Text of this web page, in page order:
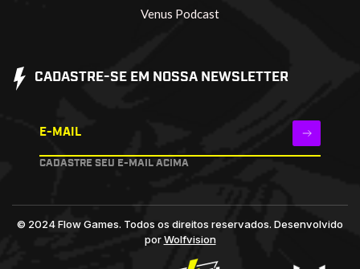
Venus Podcast
CADASTRE-SE EM NOSSA NEWSLETTER
E-MAIL
CADASTRE SEU E-MAIL ACIMA
© 2024 Flow Games. Todos os direitos reservados. Desenvolvido
porWolfvision